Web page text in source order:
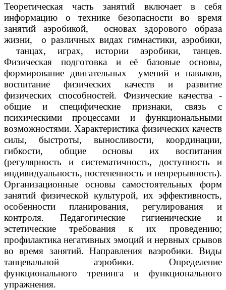
Теоретическая часть занятий включает в себя
информацию о технике безопасности во время
занятий аэробикой, основах здорового образа
жизни, о различных видах гимнастики, аэробики,
танцах, играх, истории аэробики, танцев.
Физическая подготовка и её базовые основы,
формирование двигательных умений и навыков,
воспитание физических качеств и развитие
физических способностей. Физические качества -
общие и специфические признаки, связь с
психическими процессами и функциональными
возможностями. Характеристика физических качеств
силы, быстроты, выносливости, координации,
гибкости, общие основы их воспитания
(регулярность и систематичность, доступность и
индивидуальность, постепенность и непрерывность).
Организационные основы самостоятельных форм
занятий физической культурой, их эффективность,
особенности планирования, регулирования и
контроля. Педагогические гигиенические и
эстетические требования к их проведению;
профилактика негативных эмоций и нервных срывов
во время занятий. Направления ваэробики. Виды
танцевальной аэробики. Определение
функционального тренинга и функционального
упражнения.